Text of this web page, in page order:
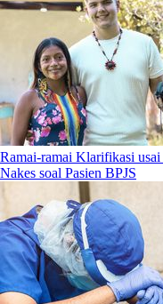
Ramai-ramai Klarifikasi
Nakes soal Pasien BPJS